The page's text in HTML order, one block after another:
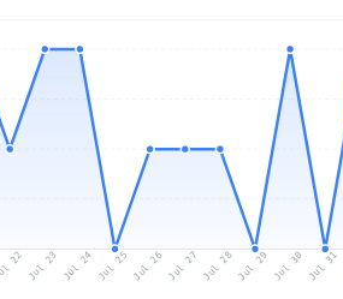
22 Jul 23 Jul 24 Jul 25 Jul 26Jul 27 Jul 28Jul 29 Jul 30 Jul 31